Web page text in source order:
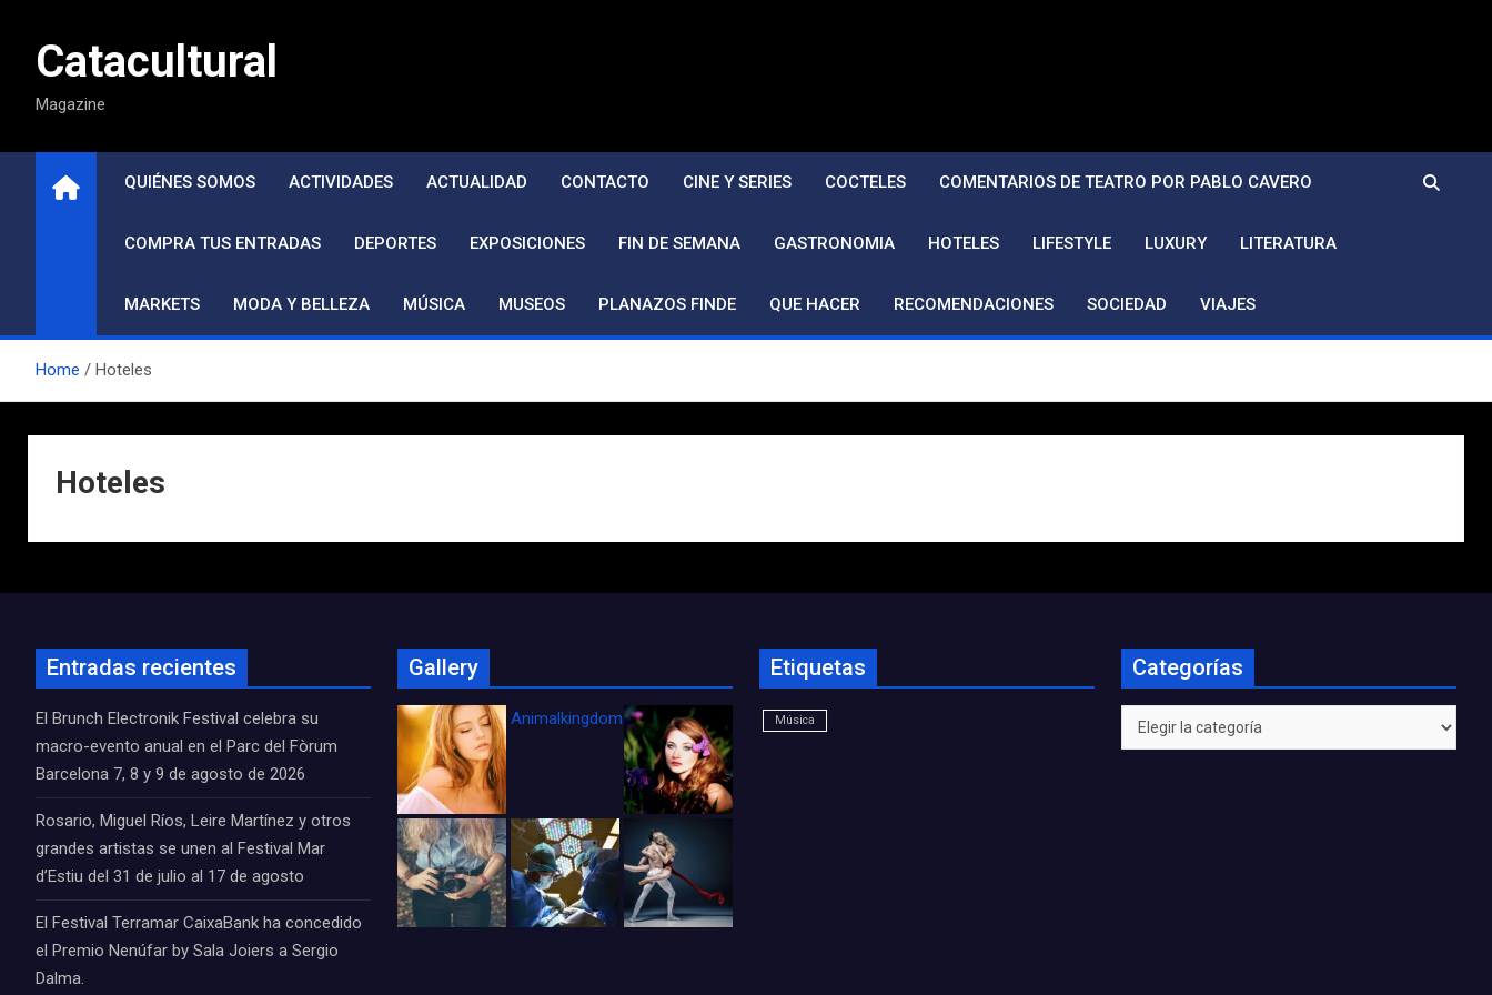
contenidoCatacultural
Magazine
QUIÉNES SOMOS ACTIVIDADES ACTUALIDAD CONTACTO CINE Y SERIES COCTELES COMENTARIOS DE TEATRO POR PABLO CAVERO
COMPRA TUS ENTRADAS DEPORTES EXPOSICIONES FIN DE SEMANA GASTRONOMIA HOTELES LIFESTYLE LUXURY LITERATURA
MARKETS MODA Y BELLEZA MÚSICA MUSEOS PLANAZOS FINDE QUE HACER RECOMENDACIONES SOCIEDAD VIAJES
Home Hoteles
Hoteles
Entradas recientes
El Brunch Electronik Festival celebra su
macro-evento anual en el Parc del Fòrum
Barcelona 7, 8 y 9 de agosto de 2026
Rosario, Miguel Ríos, Leire Martínez y otros
grandes artistas se unen al Festival Mar
d’Estiu del 31 de julio al 17 de agosto
El Festival Terramar CaixaBank ha concedido
el Premio Nenúfar by Sala Joiers a Sergio
Dalma.
Gallery
Animalkingdom_FichaCine
Etiquetas
Música
Categorías
Categorías